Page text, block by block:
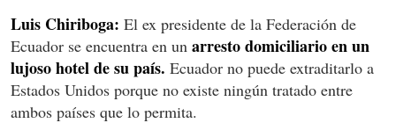
Luis Chiriboga: El ex presidente de la Federación de
Ecuador se encuentra en un arresto domiciliario en un
lujoso hotel de su país. Ecuador no puede extraditarlo a
Estados Unidos porque no existe ningún tratado entre
ambos países que lo permita.